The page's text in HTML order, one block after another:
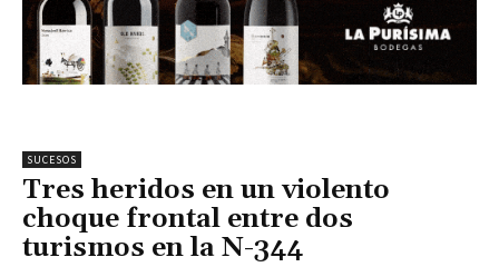
SUCESOS
Tres heridos en un violento
choque frontal entre dos
turismos en la N-344